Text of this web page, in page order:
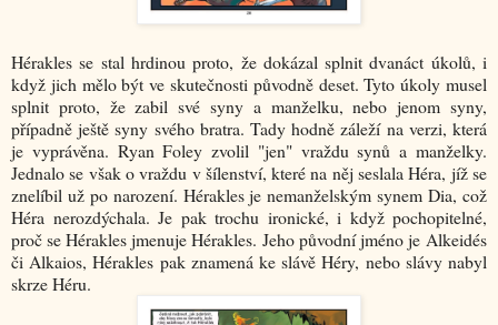
Hérakles se stal hrdinou proto, že dokázal splnit dvanáct úkolů, i
když jich mělo být ve skutečnosti původně deset. Tyto úkoly musel
splnit proto, že zabil své syny a manželku, nebo jenom syny,
případně ještě syny svého bratra. Tady hodně záleží na verzi, která
je vyprávěna. Ryan Foley zvolil "jen" vraždu synů a manželky.
Jednalo se však o vraždu v šílenství, které na něj seslala Héra, jíž se
znelíbil už po narození. Hérakles je nemanželským synem Dia, což
Héra nerozdýchala. Je pak trochu ironické, i když pochopitelné,
proč se Hérakles jmenuje Hérakles. Jeho původní jméno je Alkeidés
či Alkaios, Hérakles pak znamená ke slávě Héry, nebo slávy nabyl
skrze Héru.